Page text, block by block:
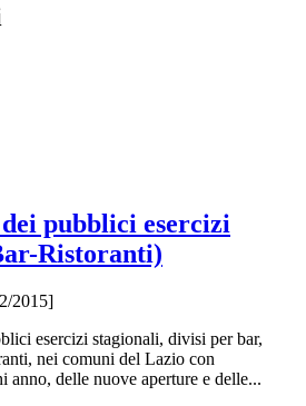
pubblici esercizi
Ristoranti)
2015]
esercizi stagionali, divisi per bar,
nei comuni del Lazio con
anno, delle nuove aperture e delle...